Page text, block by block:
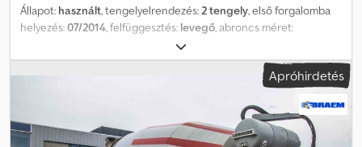
Állapot: használt, tengelyelrendezés:2 tengely, első forgalomba
helyezés:07/2014, felfüggesztés: levegő, abroncs méret:
1 300 mm
Felhasználható anyag: beton Gumiméret: 425/65R22,5 Dodpfxsuc
Ehne Ackeck Felfüggesztés: légrugós Meghajtás: kerékApróhirdetés